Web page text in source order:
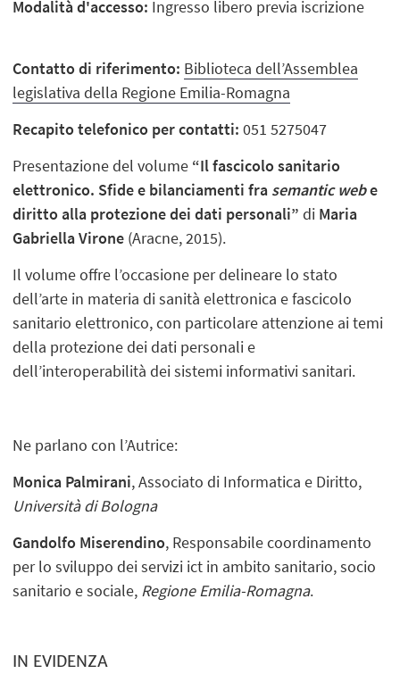
Modalità d'accesso: Ingresso libero previa iscrizione
Contatto di riferimento: Biblioteca dell’Assemblea
legislativa della Regione Emilia-Romagna
Recapito telefonico per contatti: 051 5275047
Presentazione del volume “Il fascicolo sanitario
elettronico. Sfide e bilanciamenti fra semantic webe
diritto alla protezione dei dati personali” di Maria
Gabriella Virone (Aracne, 2015).
Il volume offre l’occasione per delineare lo stato
dell’arte in materia di sanità elettronica e fascicolo
sanitario elettronico, con particolare attenzione ai temi
della protezione dei dati personali e
dell’interoperabilità dei sistemi informativi sanitari.
Ne parlano con l’Autrice:
Monica Palmirani, Associato di Informatica e Diritto,
Università di Bologna
Gandolfo Miserendino, Responsabile coordinamento
per lo sviluppo dei servizi ict in ambito sanitario, socio
sanitario e sociale, Regione Emilia-Romagna.
IN EVIDENZA